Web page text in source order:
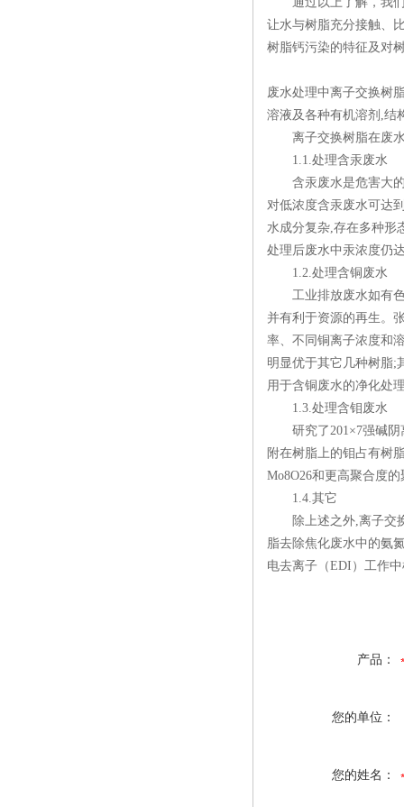
让水与树脂充分接触、
树脂钙污染的特征及对
废水处理中离子交换树
溶液及各种有机溶剂,结
离子交换树脂在废水
1.1.处理含汞废水
含汞废水是危害大的
对低浓度含汞废水可达
水成分复杂,存在多种形
处理后废水中汞浓度仍
1.2.处理含铜废水
工业排放废水如有色
并有利于资源的再生。
率、不同铜离子浓度和
明显优于其它几种树脂;
用于含铜废水的净化处
1.3.处理含钼废水
研究了201×7强碱阴
附在树脂上的钼占有树
Mo8O26和更高聚合度
1.4.其它
除上述之外,离子交换
脂去除焦化废水中的氨
电去离子（EDI）工作
产品：
您的单位：
您的姓名：